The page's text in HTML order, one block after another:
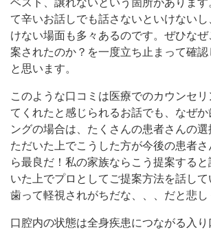
て辛いお話しでも話さないといけない
けない場面も多々あるのです。ぜひな
案されたのか？を一度立ち止まって確
と思います。
このような口コミは医療でのカウンセリ
てくれたと感じられるお話でも、なぜか
ングの場合は、たくさんの患者さんの
ただいた上でこうした方が今後の患者
ら最良だ！私の家族ならこう提案する
いた上でプロとしてご提案方法を話して
歯って軽視されがちだな、、、だと悲し
口腔内の状態は全身疾患につながる入